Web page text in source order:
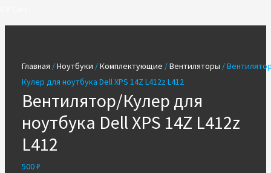
Главная /Ноутбуки /Комплектующие /Вентиляторы /
Кулер для ноутбука Dell XPS 14Z L412z L412
Вентилятор/Кулер для
ноутбука Dell XPS 14Z L412z
L412
500₽